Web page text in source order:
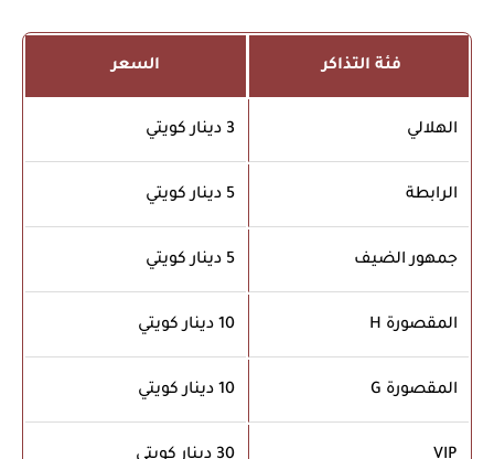
فئة التذاكر السعر
الهلالي 3 دينار كويتي
الرابطة 5 دينار كويتي
جمهور الضيف 5 دينار كويتي
المقصورة H 10 دينار كويتي
المقصورة G 10 دينار كويتي